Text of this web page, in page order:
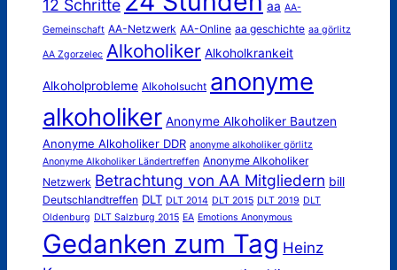
12 Schritte aa AA-
Gemeinschaft AA-Netzwerk AA-Online aa geschichte aa görlitz
AA Zgorzelec Alkoholiker Alkoholkrankeit
Alkoholprobleme Alkoholsucht anonyme
alkoholiker Anonyme Alkoholiker Bautzen
Anonyme Alkoholiker DDR anonyme alkoholiker görlitz
Anonyme Alkoholiker Ländertreffen Anonyme Alkoholiker
Netzwerk Betrachtung von AA Mitgliedern bill
Deutschlandtreffen DLT DLT 2014 DLT 2015 DLT 2019 DLT
Oldenburg DLT Salzburg 2015 EA Emotions Anonymous
Gedanken zum Tag Heinz